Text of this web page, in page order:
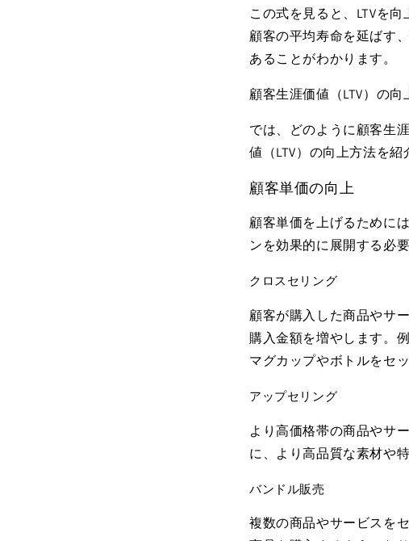
この式を見ると、LTVを
顧客の平均寿命を延ばす
あることがわかります。
顧客生涯価値（LTV）の向
では、どのように顧客生
値（LTV）の向上方法を紹
顧客単価の向上
顧客単価を上げるために
ンを効果的に展開する必
クロスセリング
顧客が購入した商品やサ
購入金額を増やします。
マグカップやボトルをセ
アップセリング
より高価格帯の商品やサ
に、より高品質な素材や
バンドル販売
複数の商品やサービスを